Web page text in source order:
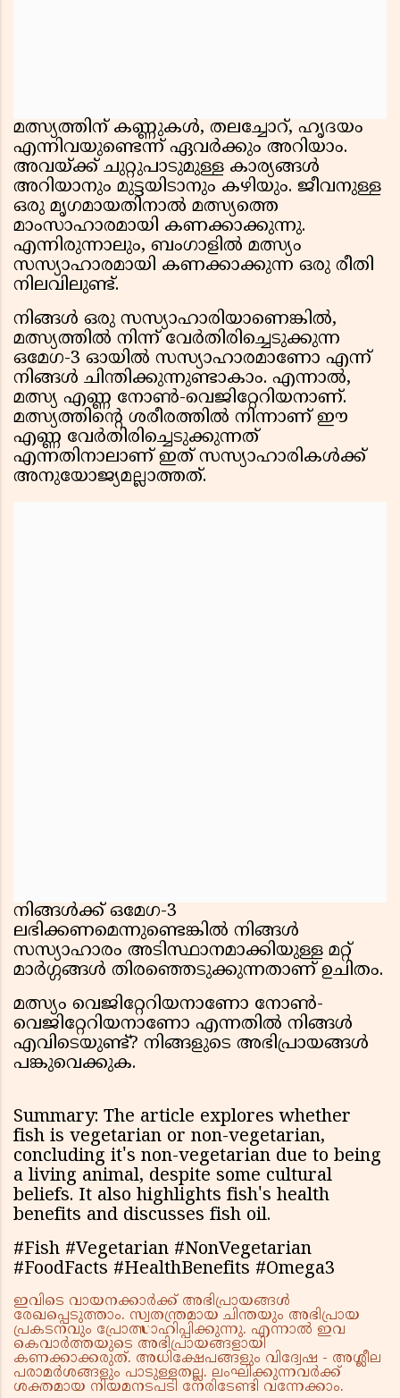
മത്സ്യത്തിന് കണ്ണുകൾ, തലച്ചോറ്, ഹൃദയം
എന്നിവയുണ്ടെന്ന് ഏവർക്കും അറിയാം.
അവയ്ക്ക് ചുറ്റുപാടുമുള്ള കാര്യങ്ങൾ
അറിയാനും മുട്ടയിടാനും കഴിയും. ജീവനുള്ള
ഒരു മൃഗമായതിനാൽ മത്സ്യത്തെ
മാംസാഹാരമായി കണക്കാക്കുന്നു.
എന്നിരുന്നാലും, ബംഗാളിൽ മത്സ്യം
സസ്യാഹാരമായി കണക്കാക്കുന്ന ഒരു രീതി
നിലവിലുണ്ട്.
നിങ്ങൾ ഒരു സസ്യാഹാരിയാണെങ്കിൽ,
മത്സ്യത്തിൽ നിന്ന് വേർതിരിച്ചെടുക്കുന്ന
ഒമേഗ-3 ഓയിൽ സസ്യാഹാരമാണോ എന്ന്
നിങ്ങൾ ചിന്തിക്കുന്നുണ്ടാകാം. എന്നാൽ,
മത്സ്യ എണ്ണ നോൺ-വെജിറ്റേറിയനാണ്.
മത്സ്യത്തിന്റെ ശരീരത്തിൽ നിന്നാണ് ഈ
എണ്ണ വേർതിരിച്ചെടുക്കുന്നത്
എന്നതിനാലാണ് ഇത് സസ്യാഹാരികൾക്ക്
അനുയോജ്യമല്ലാത്തത്.
നിങ്ങൾക്ക് ഒമേഗ-3
ലഭിക്കണമെന്നുണ്ടെങ്കിൽ നിങ്ങൾ
സസ്യാഹാരം അടിസ്ഥാനമാക്കിയുള്ള മറ്റ്
മാർഗ്ഗങ്ങൾ തിരഞ്ഞെടുക്കുന്നതാണ് ഉചിതം.
മത്സ്യം വെജിറ്റേറിയനാണോ നോൺ-
വെജിറ്റേറിയനാണോ എന്നതിൽ നിങ്ങൾ
എവിടെയുണ്ട്? നിങ്ങളുടെ അഭിപ്രായങ്ങൾ
പങ്കുവെക്കുക.
Summary: The article explores whether
fish is vegetarian or non-vegetarian,
concluding it's non-vegetarian due to being
a living animal, despite some cultural
beliefs. It also highlights fish's health
benefits and discusses fish oil.
#Fish #Vegetarian #NonVegetarian
#FoodFacts #HealthBenefits #Omega3
ഇവിടെ വായനക്കാർക്ക് അഭിപ്രായങ്ങൾ
രേഖപ്പെടുത്താം. സ്വതന്ത്രമായ ചിന്തയും അഭിപ്രായ
പ്രകടനവും പ്രോത്സാഹിപ്പിക്കുന്നു. എന്നാൽ ഇവ
കെവാർത്തയുടെ അഭിപ്രായങ്ങളായി
കണക്കാക്കരുത്. അധിക്ഷേപങ്ങളും വിദ്വേഷ - അശ്ലീല
പരാമർശങ്ങളും പാടുള്ളതല്ല. ലംഘിക്കുന്നവർക്ക്
ശക്തമായ നിയമനടപടി നേരിടേണ്ടി വന്നേക്കാം.